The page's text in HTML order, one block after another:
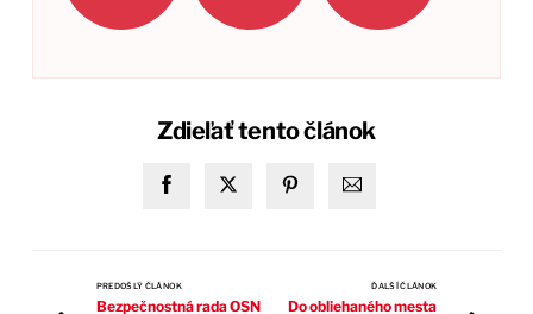
Zdieľať tento článok
PREDOŠLÝ ČLÁNOK
Bezpečnostná rada OSN
ĎALŠÍ ČLÁNOK
Do obliehaného mesta